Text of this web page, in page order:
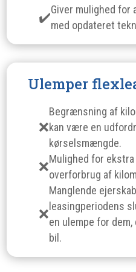
Giver mulighed for
med opdateret
Ulemper
Begrænsning af
kan være en
kørselsmængde.
Mulighed for
overforbrug af
Manglende
leasingperiodens
en ulempe for
bil.